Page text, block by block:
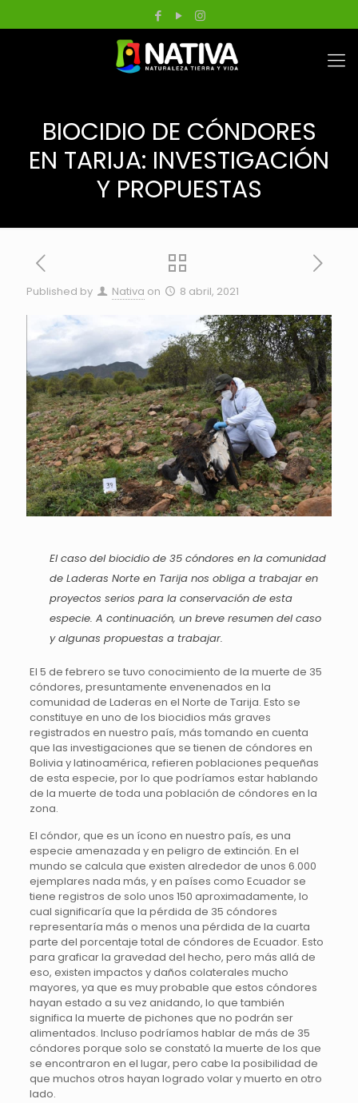
BIOCIDIO DE CÓNDORES
EN TARIJA: INVESTIGACIÓN
Y PROPUESTAS
Published by Nativa on 8 abril, 2021
El caso del biocidio de 35 cóndores en la comunidad
de Laderas Norte en Tarija nos obliga a trabajar en
proyectos serios para la conservación de esta
especie. A continuación, un breve resumen del caso
y algunas propuestas a trabajar.
El 5 de febrero se tuvo conocimiento de la muerte de 35
cóndores, presuntamente envenenados en la
comunidad de Laderas en el Norte de Tarija. Esto se
constituye en uno de los biocidios más graves
registrados en nuestro país, más tomando en cuenta
que las investigaciones que se tienen de cóndores en
Bolivia y latinoamérica, refieren poblaciones pequeñas
de esta especie, por lo que podríamos estar hablando
de la muerte de toda una población de cóndores en la
zona.
El cóndor, que es un ícono en nuestro país, es una
especie amenazada y en peligro de extinción. En el
mundo se calcula que existen alrededor de unos 6.000
ejemplares nada más, y en países como Ecuador se
tiene registros de solo unos 150 aproximadamente, lo
cual significaría que la pérdida de 35 cóndores
representaría más o menos una pérdida de la cuarta
parte del porcentaje total de cóndores de Ecuador. Esto
para graficar la gravedad del hecho, pero más allá de
eso, existen impactos y daños colaterales mucho
mayores, ya que es muy probable que estos cóndores
hayan estado a su vez anidando, lo que también
significa la muerte de pichones que no podrán ser
alimentados. Incluso podríamos hablar de más de 35
cóndores porque solo se constató la muerte de los que
se encontraron en el lugar, pero cabe la posibilidad de
que muchos otros hayan logrado volar y muerto en otro
lado.